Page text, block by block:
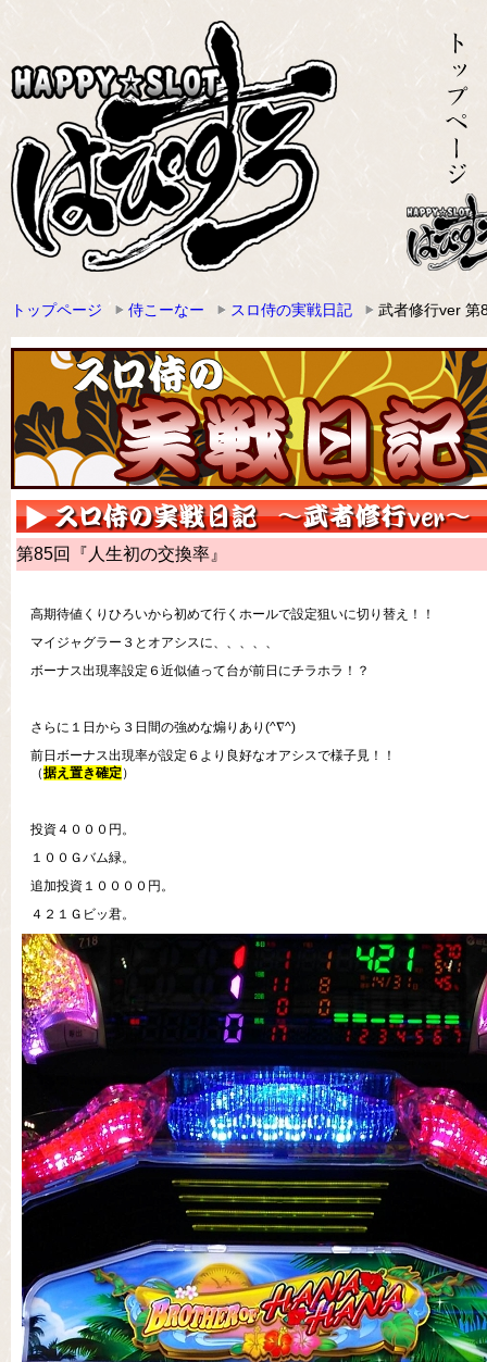
トップページ 侍こーなー スロ侍の実戦日記 武者修行ver 第
第85回『人生初の交換率』
高期待値くりひろいから初めて行くホールで設定狙いに切り替え！！
マイジャグラー３とオアシスに、、、、、
ボーナス出現率設定６近似値って台が前日にチラホラ！？
さらに１日から３日間の強めな煽りあり(^∇^)
前日ボーナス出現率が設定６より良好なオアシスで様子見！！
（据え置き確定）
投資４０００円。
１００Ｇバム緑。
追加投資１００００円。
４２１Ｇビッ君。